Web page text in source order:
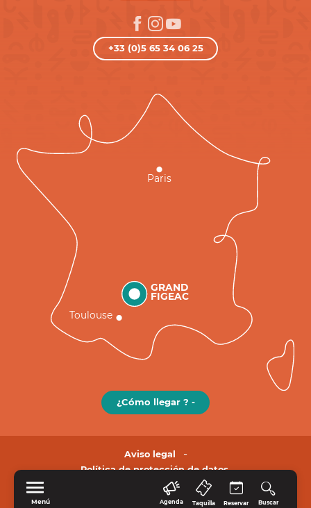
Menú Agenda Taquilla Reservar Buscar
+33 (0)5 65 34 06 25
GRAND
FIGEAC
Toulouse
Paris
¿Cómo llegar ? -
Aviso legal
Política de protección de datos.